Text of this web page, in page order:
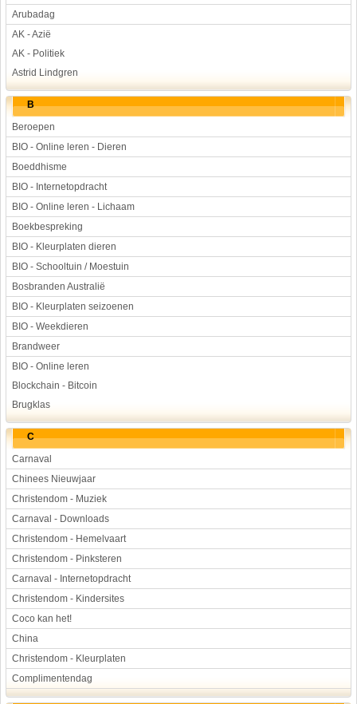
Wetenschap en techniek
Arubadag
AK - Azië
AK - Politiek
Astrid Lindgren
B
Beroepen
BIO - Online leren - Dieren
Boeddhisme
BIO - Internetopdracht
BIO - Online leren - Lichaam
Boekbespreking
BIO - Kleurplaten dieren
BIO - Schooltuin / Moestuin
Bosbranden Australië
BIO - Kleurplaten seizoenen
BIO - Weekdieren
Brandweer
BIO - Online leren
Blockchain - Bitcoin
Brugklas
C
Carnaval
Chinees Nieuwjaar
Christendom - Muziek
Carnaval - Downloads
Christendom - Hemelvaart
Christendom - Pinksteren
Carnaval - Internetopdracht
Christendom - Kindersites
Coco kan het!
China
Christendom - Kleurplaten
Complimentendag